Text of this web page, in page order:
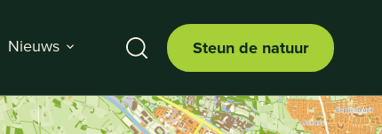
Nieuws Steun de natuur